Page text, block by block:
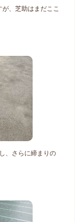
、芝助はまだここ
、さらに締まりの